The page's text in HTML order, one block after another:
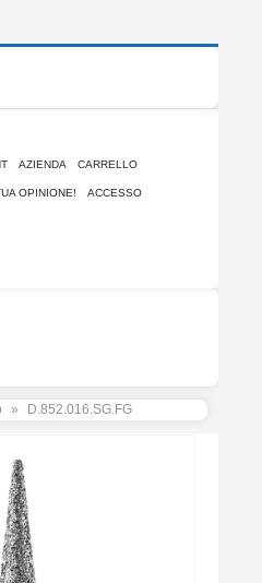
AZIENDA CARRELLO
OPINIONE! ACCESSO
» D.852.016.SG.FG